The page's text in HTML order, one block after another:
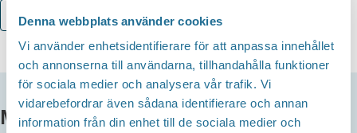
Denna webbplats använder cookies
Vi använder enhetsidentifierare för att anpassa innehållet
och annonserna till användarna, tillhandahålla funktioner
för sociala medier och analysera vår trafik. Vi
vidarebefordrar även sådana identifierare och annan
information från din enhet till de sociala medier och
Lägg till i kalender
MER INFO